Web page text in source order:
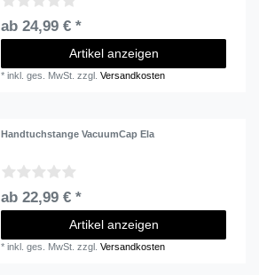
ab 24,99 € *
Artikel anzeigen
*inkl. ges. MwSt. zzgl.Versandkosten
Handtuchstange VacuumCap Ela
ab 22,99 € *
Artikel anzeigen
*inkl. ges. MwSt. zzgl.Versandkosten